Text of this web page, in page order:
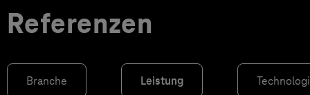
Referenzen
Branche Leistung